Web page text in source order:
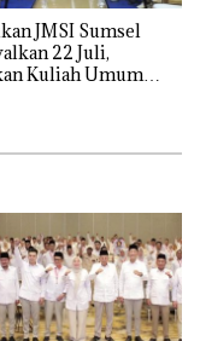
JMSI Sumsel
22 Juli,
Kuliah Umum